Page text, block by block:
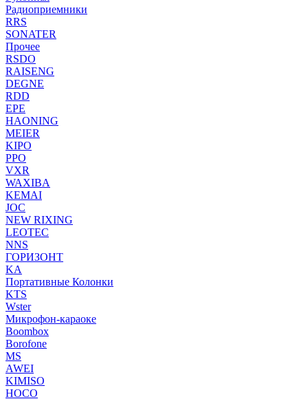
Радиоприемники
RRS
SONATER
Прочее
RSDO
RAISENG
DEGNE
RDD
EPE
HAONING
MEIER
KIPO
PPO
VXR
WAXIBA
KEMAI
JOC
NEW RIXING
LEOTEC
NNS
ГОРИЗОНТ
KA
Портативные Колонки
KTS
Wster
Микрофон-караоке
Boombox
Borofone
MS
AWEI
KIMISO
HOCO